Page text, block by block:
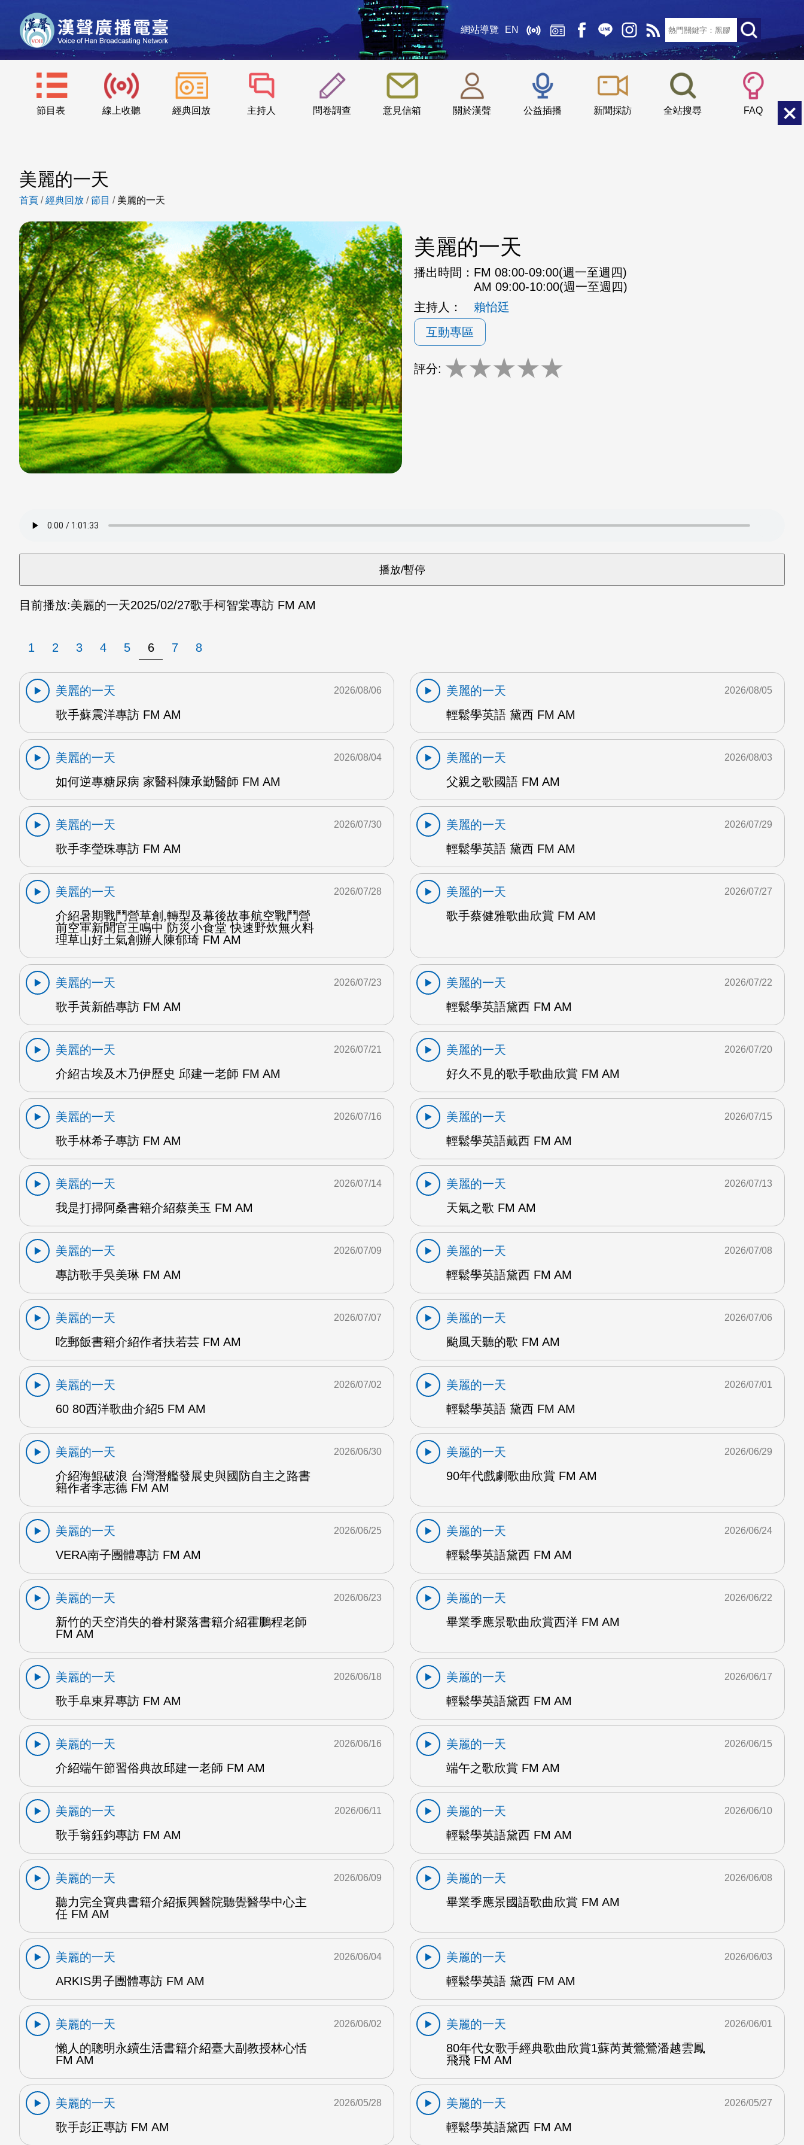
網站導覽 EN
節目表 線上收聽 經典回放 主持人 問卷調查 意見信箱 關於漢聲 公益插播 新聞採訪 全站搜尋 FAQ
::: 小 中
美麗的一天
首頁 /經典回放 /節目 / 美麗的一天
美麗的一天
播出時間： FM 08:00-09:00(週一至週四)
AM 09:00-10:00(週一至週四)
主持人：
賴怡廷
互動專區
評分: ★★★★★
目前播放:美麗的一天2025/02/27歌手柯智棠專訪 FM AM
1 2 3 4 5 6 7 8
美麗的一天
歌手蘇震洋專訪 FM AM
2026/08/06
美麗的一天
輕鬆學英語 黛西 FM AM
2026/08/05
美麗的一天
如何逆專糖尿病 家醫科陳承勤醫師 FM AM
2026/08/04
美麗的一天
父親之歌國語 FM AM
2026/08/03
美麗的一天
歌手李瑩珠專訪 FM AM
2026/07/30
美麗的一天
輕鬆學英語 黛西 FM AM
2026/07/29
美麗的一天
介紹暑期戰鬥營草創,轉型及幕後故事航空戰鬥營
前空軍新聞官王鳴中 防災小食堂 快速野炊無火料
理草山好土氣創辦人陳郁琦 FM AM
2026/07/28
美麗的一天
歌手蔡健雅歌曲欣賞 FM AM
2026/07/27
美麗的一天
歌手黃新皓專訪 FM AM
2026/07/23
美麗的一天
輕鬆學英語黛西 FM AM
2026/07/22
美麗的一天
介紹古埃及木乃伊歷史 邱建一老師 FM AM
2026/07/21
美麗的一天
好久不見的歌手歌曲欣賞 FM AM
2026/07/20
美麗的一天
歌手林希子專訪 FM AM
2026/07/16
美麗的一天
輕鬆學英語戴西 FM AM
2026/07/15
美麗的一天
我是打掃阿桑書籍介紹蔡美玉 FM AM
2026/07/14
美麗的一天
天氣之歌 FM AM
2026/07/13
美麗的一天
專訪歌手吳美琳 FM AM
2026/07/09
美麗的一天
輕鬆學英語黛西 FM AM
2026/07/08
美麗的一天
吃郵飯書籍介紹作者扶若芸 FM AM
2026/07/07
美麗的一天
颱風天聽的歌 FM AM
2026/07/06
美麗的一天
60 80西洋歌曲介紹5 FM AM
2026/07/02
美麗的一天
輕鬆學英語 黛西 FM AM
2026/07/01
美麗的一天
介紹海鯤破浪 台灣潛艦發展史與國防自主之路書
籍作者李志德 FM AM
2026/06/30
美麗的一天
90年代戲劇歌曲欣賞 FM AM
2026/06/29
美麗的一天
VERA南子團體專訪 FM AM
2026/06/25
美麗的一天
輕鬆學英語黛西 FM AM
2026/06/24
美麗的一天
新竹的天空消失的眷村聚落書籍介紹霍鵬程老師
FM AM
2026/06/23
美麗的一天
畢業季應景歌曲欣賞西洋 FM AM
2026/06/22
美麗的一天
歌手阜東昇專訪 FM AM
2026/06/18
美麗的一天
輕鬆學英語黛西 FM AM
2026/06/17
美麗的一天
介紹端午節習俗典故邱建一老師 FM AM
2026/06/16
美麗的一天
端午之歌欣賞 FM AM
2026/06/15
美麗的一天
歌手翁鈺鈞專訪 FM AM
2026/06/11
美麗的一天
輕鬆學英語黛西 FM AM
2026/06/10
美麗的一天
聽力完全寶典書籍介紹振興醫院聽覺醫學中心主
任 FM AM
2026/06/09
美麗的一天
畢業季應景國語歌曲欣賞 FM AM
2026/06/08
美麗的一天
ARKIS男子團體專訪 FM AM
2026/06/04
美麗的一天
輕鬆學英語 黛西 FM AM
2026/06/03
美麗的一天
懶人的聰明永續生活書籍介紹臺大副教授林心恬
FM AM
2026/06/02
美麗的一天
80年代女歌手經典歌曲欣賞1蘇芮黃鶯鶯潘越雲鳳
飛飛 FM AM
2026/06/01
美麗的一天
歌手彭正專訪 FM AM
2026/05/28
美麗的一天
輕鬆學英語黛西 FM AM
2026/05/27